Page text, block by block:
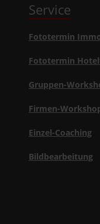
Service
Fototermin
Fototermin
Gruppen-
Firmen-
Einzel-Coaching
Bildbearbeitung